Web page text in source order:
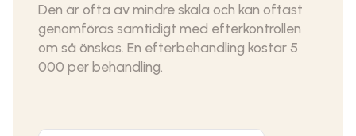
Den är ofta av mindre skala och kan oftast
genomföras samtidigt med efterkontrollen
om så önskas. En efterbehandling kostar 5
000 per behandling.